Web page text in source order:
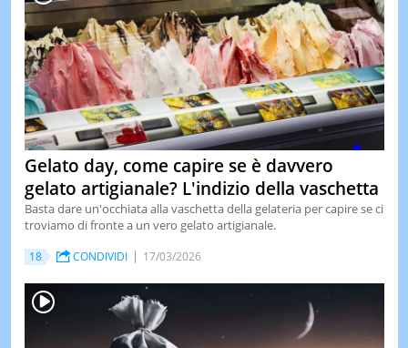
Gelato day, come capire se è davvero
gelato artigianale? L'indizio della vaschetta
Basta dare un'occhiata alla vaschetta della gelateria per capire se ci
troviamo di fronte a un vero gelato artigianale.
18 CONDIVIDI 17/03/2026